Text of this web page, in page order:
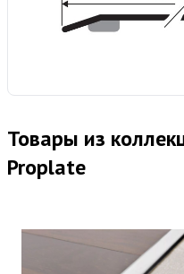
Товары из
Proplate